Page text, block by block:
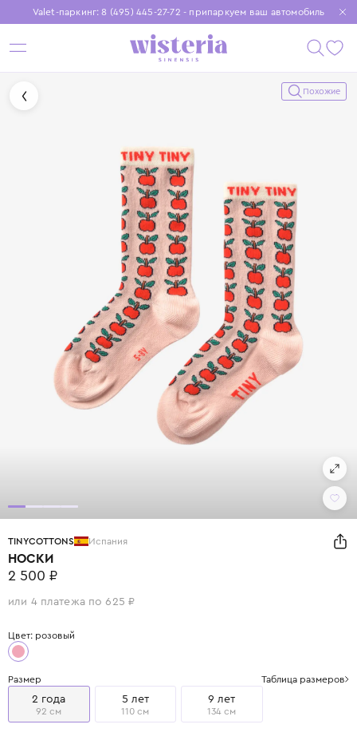
Valet-паркинг: 8 (495) 445-27-72 - припаркуем ваш автомобиль
Бесплатная доставка при заказе от 15 000 ₽
Установите приложение, чтобы покупки были еще удобнее
Похожие
TINYCOTTONS Испания
НОСКИ
2 500 ₽
или 4 платежа по 625 ₽
Цвет: розовый
Размер Таблица размеров
2 года
92 см
5 лет
110 см
9 лет
134 см